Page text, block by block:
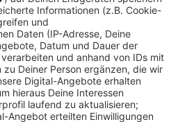
Friedrichstadt und
einem Unternehmenssprecher
Die Glasfaser-
der Düsseldorf-Arcaden sei
aufwändig gewesen.
2024, 8.50h) seien alle
am Netz. Ein Vodafone-